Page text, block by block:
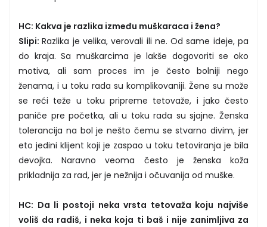
HC: Kakva je razlika između muškaraca i žena?
Slipi:Razlika je velika, verovali ili ne. Od same ideje, pa
do kraja. Sa muškarcima je lakše dogovoriti se oko
motiva, ali sam proces im je često bolniji nego
ženama, i u toku rada su komplikovaniji. Žene su može
se reći teže u toku pripreme tetovaže, i jako često
paniče pre početka, ali u toku rada su sjajne. Ženska
tolerancija na bol je nešto čemu se stvarno divim, jer
eto jedini klijent koji je zaspao u toku tetoviranja je bila
devojka. Naravno veoma često je ženska koža
prikladnija za rad, jer je nežnija i očuvanija od muške.
HC: Da li postoji neka vrsta tetovaža koju najviše
voliš da radiš, i neka koja ti baš i nije zanimljiva za